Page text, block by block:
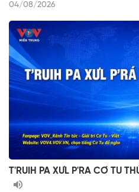
04/08/2026
T'RUIH PA XƯL P'RA CƠ TU